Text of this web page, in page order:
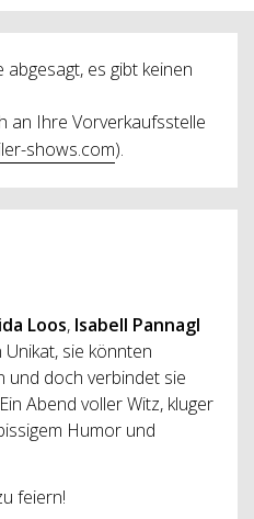
es gibt keinen
an Ihre Vorverkaufsstelle
shows.com).
Loos, Isabell Pannagl
Unikat, sie könnten
und doch verbindet sie
Abend voller Witz, kluger
Humor und
feiern!